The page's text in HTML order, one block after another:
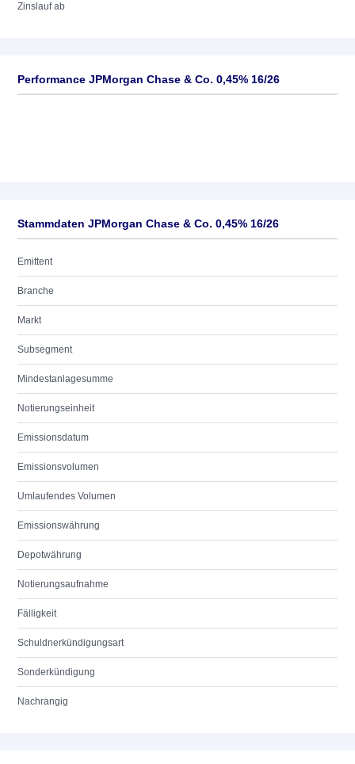
Zinslauf ab
Performance JPMorgan Chase & Co. 0,45% 16/26
Stammdaten JPMorgan Chase & Co. 0,45% 16/26
Emittent
Branche
Markt
Subsegment
Mindestanlagesumme
Notierungseinheit
Emissionsdatum
Emissionsvolumen
Umlaufendes Volumen
Emissionswährung
Depotwährung
Notierungsaufnahme
Fälligkeit
Schuldnerkündigungsart
Sonderkündigung
Nachrangig